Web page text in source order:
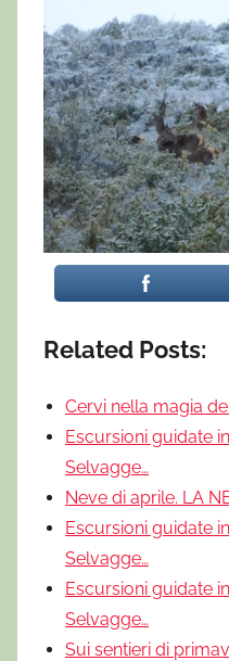
Related Posts:
Cervi nella magia
Escursioni guidate
Selvagge…
Neve di aprile. LA
Escursioni guidate
Selvagge…
Escursioni guidate
Selvagge…
Sui sentieri di